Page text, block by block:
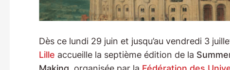
Dès ce lundi 29 juin et jusqu’au vendredi 3
Lille accueille la septième édition de la